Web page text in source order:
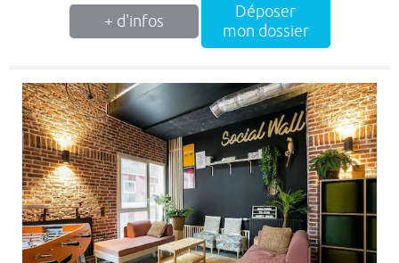
+ d'infos
Déposer
mon dossier